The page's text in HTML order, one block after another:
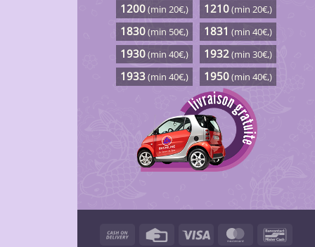
1200(min 20€,) 1210(min 20€,)
1830(min 50€,) 1831 (min 40€,)
1930(min 40€,) 1932(min 30€,)
1933(min 40€,) 1950(min 40€,)
Cash
Credit
Visa MasterCard